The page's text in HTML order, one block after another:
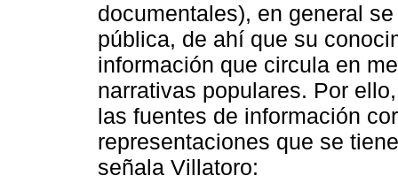
documentales), en general
pública, de ahí que su
información que circula en
narrativas populares. Por
las fuentes de información
representaciones que se
señala Villatoro: